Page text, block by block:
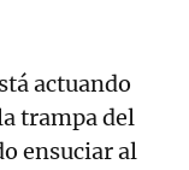
actuando
trampa del
ensuciar al